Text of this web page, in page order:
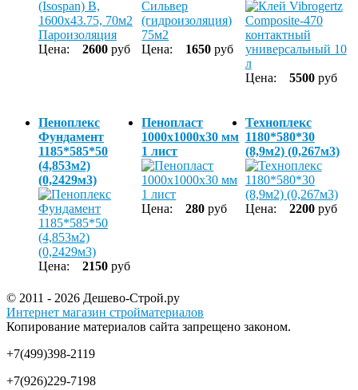
Цена: 2600 руб Цена: 1650 руб
Цена: 5500руб
Пеноплекс
Фундамент
1185*585*50
(4,853м2)
(0,2429м3)
Цена: 2150 руб
Пенопласт
1000х1000х30 мм
1 лист
Цена: 280 руб
Техноплекс
1180*580*30
(8,9м2) (0,267м3)
Цена: 2200руб
© 2011 - 2026 Дешево-Строй.ру
Интернет магазин стройматериалов
Копирование материалов сайта запрещено законом.
+7(499)398-2119
+7(926)229-7198